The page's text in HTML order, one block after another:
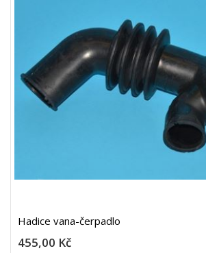
Hadice vana-čerpadlo
455,00 Kč